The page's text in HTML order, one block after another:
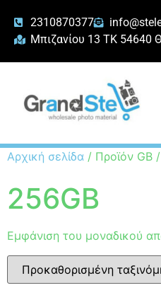
2310870377
Μπιζανίου 13 ΤΚ 54640
Αρχική σελίδα / Προϊόν GB
256GB
Εμφάνιση του μοναδικού